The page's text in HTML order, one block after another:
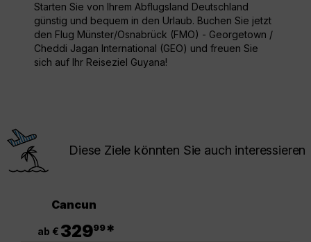
Starten Sie von Ihrem Abflugsland Deutschland
günstig und bequem in den Urlaub. Buchen Sie jetzt
den Flug Münster/Osnabrück (FMO) - Georgetown /
Cheddi Jagan International (GEO) und freuen Sie
sich auf Ihr Reiseziel Guyana!
Diese Ziele könnten Sie auch interessieren
Cancun
ab € 32999*